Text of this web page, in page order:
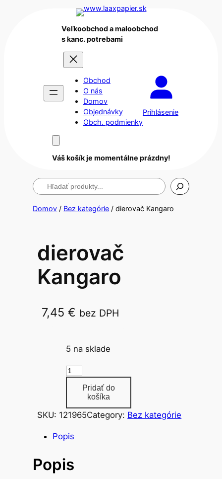
Veľkoobchod a maloobchod
s kanc. potrebami
Obchod
O nás
Domov
Objednávky
Obch. podmienky
Prihlásenie
Váš košík je momentálne prázdny!
Hľadanie
Domov / Bez kategórie / dierovač Kangaro
dierovač
Kangaro
7,45€ bez DPH
5 na sklade
m
ž
t
o
d
Pridať do
košíka
SKU: 121965Category: Bez kategórie
Popis
Popis